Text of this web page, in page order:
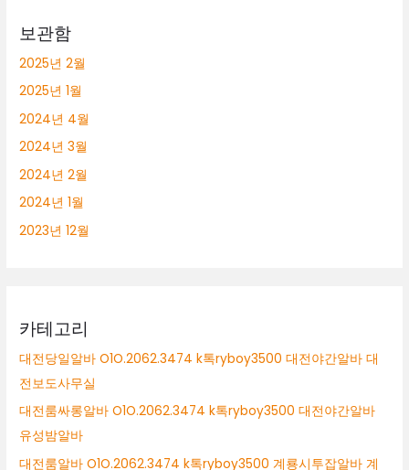
보관함
2025년 2월
2025년 1월
2024년 4월
2024년 3월
2024년 2월
2024년 1월
2023년 12월
카테고리
대전당일알바 O1O.2062.3474 k톡ryboy3500 대전야간알바 대
전보도사무실
대전룸싸롱알바 O1O.2062.3474 k톡ryboy3500 대전야간알바
유성밤알바
대전룸알바 O1O.2062.3474 k톡ryboy3500 계룡시투잡알바 계